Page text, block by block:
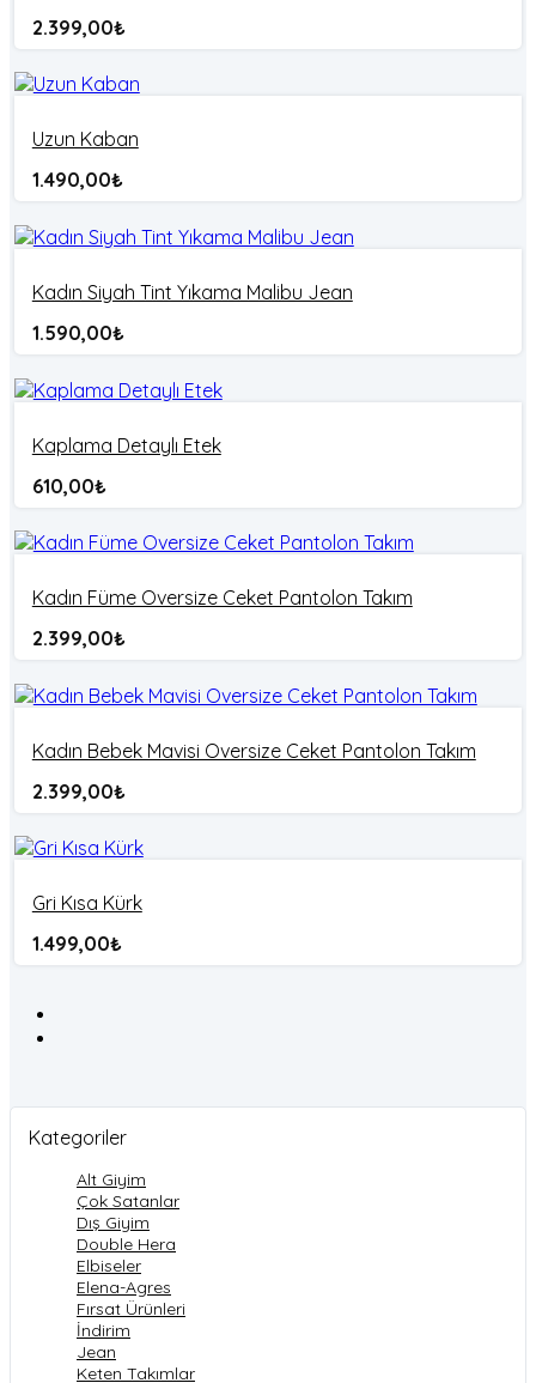
2.399,00₺
Uzun Kaban
1.490,00₺
Kadın Siyah Tint Yıkama Malibu Jean
1.590,00₺
Kaplama Detaylı Etek
610,00₺
Kadın Füme Oversize Ceket Pantolon Takım
2.399,00₺
Kadın Bebek Mavisi Oversize Ceket Pantolon Takım
2.399,00₺
Gri Kısa Kürk
1.499,00₺
Kategoriler
Alt Giyim
Çok Satanlar
Dış Giyim
Double Hera
Elbiseler
Elena-Agres
Fırsat Ürünleri
İndirim
Jean
Keten Takımlar